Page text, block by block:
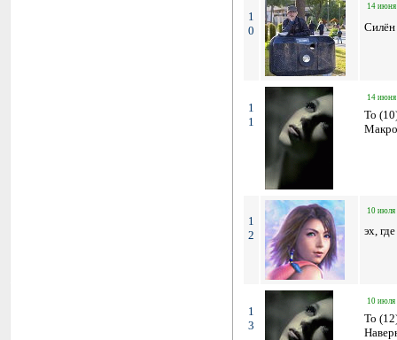
1
0
14 июня
1
1
14 июня
To
1
2
10 июля
эх,
1
3
10 июля
To